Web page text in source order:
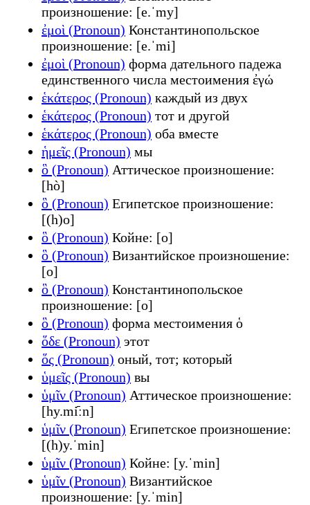
произношение: [e.ˈmy]
ἐμοὶ (Pronoun) Константинопольское
произношение: [e.ˈmi]
ἐμοὶ (Pronoun) форма дательного падежа
единственного числа местоимения ἐγώ
ἑκάτερος (Pronoun) каждый из двух
ἑκάτερος (Pronoun) тот и другой
ἑκάτερος (Pronoun) оба вместе
ἡμεῖς (Pronoun) мы
ὃ (Pronoun) Аттическое произношение:
[hò]
ὃ (Pronoun) Египетское произношение:
[(h)o]
ὃ (Pronoun) Койне: [o]
ὃ (Pronoun) Византийское произношение:
[o]
ὃ (Pronoun) Константинопольское
произношение: [o]
ὃ (Pronoun) форма местоимения ὁ
ὅδε (Pronoun) этот
ὅς (Pronoun) оный, тот; который
ὑμεῖς (Pronoun) вы
ὑμῖν (Pronoun) Аттическое произношение:
[hy.mi᷇ːn]
ὑμῖν (Pronoun) Египетское произношение:
[(h)y.ˈmin]
ὑμῖν (Pronoun) Койне: [y.ˈmin]
ὑμῖν (Pronoun) Византийское
произношение: [y.ˈmin]